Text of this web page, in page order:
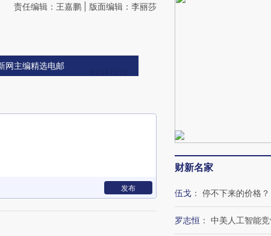
责任编辑：王嘉鹏 | 版面编辑：李丽莎
网主编精选电邮
发布
财新名家
伍戈 ： 停不下来的价格？
罗志恒 ： 中美人工智能